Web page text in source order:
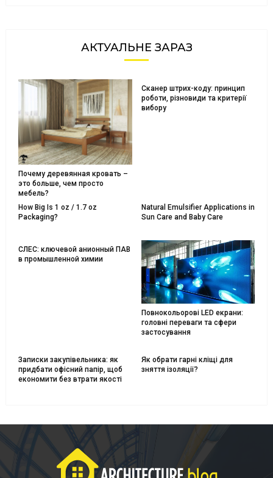
АКТУАЛЬНЕ ЗАРАЗ
Почему деревянная кровать –
это больше, чем просто
мебель?
Сканер штрих-коду: принцип
роботи, різновиди та критерії
вибору
How Big Is 1 oz / 1.7 oz
Packaging?
Natural Emulsifier Applications in
Sun Care and Baby Care
СЛЕС: ключевой анионный ПАВ
в промышленной химии
Повнокольорові LED екрани:
головні переваги та сфери
застосування
Записки закупівельника: як
придбати офісний папір, щоб
економити без втрати якості
Як обрати гарні кліщі для
зняття ізоляції?